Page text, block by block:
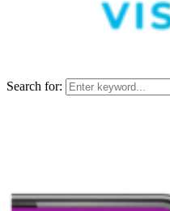
Search for: